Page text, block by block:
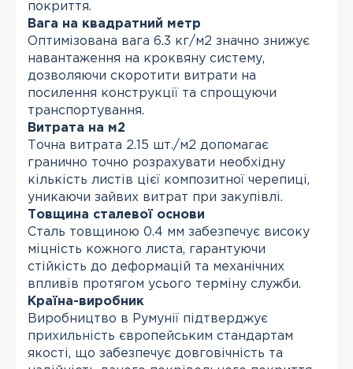
покриття.
Вага на квадратний метр
Оптимізована вага 6.3 кг/м2 значно знижує
навантаження на кроквяну систему,
дозволяючи скоротити витрати на
посилення конструкції та спрощуючи
транспортування.
Витрата на м2
Точна витрата 2.15 шт./м2 допомагає
гранично точно розрахувати необхідну
кількість листів цієї композитної черепиці,
уникаючи зайвих витрат при закупівлі.
Товщина сталевої основи
Сталь товщиною 0.4 мм забезпечує високу
міцність кожного листа, гарантуючи
стійкість до деформацій та механічних
впливів протягом усього терміну служби.
Країна-виробник
Виробництво в Румунії підтверджує
прихильність європейським стандартам
якості, що забезпечує довговічність та